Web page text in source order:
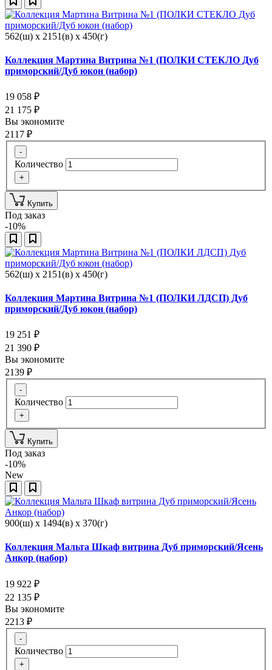
562(ш) x 2151(в) x 450(г)
Коллекция Мартина Витрина №1 (ПОЛКИ СТЕКЛО Дуб
приморский/Дуб юкон (набор)
19 058 ₽
21 175 ₽
Вы экономите
2117 ₽
-
Количество
+
Купить
Под заказ
-10%
562(ш) x 2151(в) x 450(г)
Коллекция Мартина Витрина №1 (ПОЛКИ ЛДСП) Дуб
приморский/Дуб юкон (набор)
19 251 ₽
21 390 ₽
Вы экономите
2139 ₽
-
Количество
+
Купить
Под заказ
-10%
New
900(ш) x 1494(в) x 370(г)
Коллекция Мальта Шкаф витрина Дуб приморский/Ясень
Анкор (набор)
19 922 ₽
22 135 ₽
Вы экономите
2213 ₽
-
Количество
+